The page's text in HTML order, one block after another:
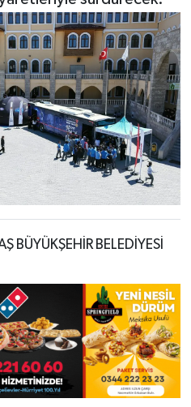
BÜYÜKŞEHİR BELEDİYESİ